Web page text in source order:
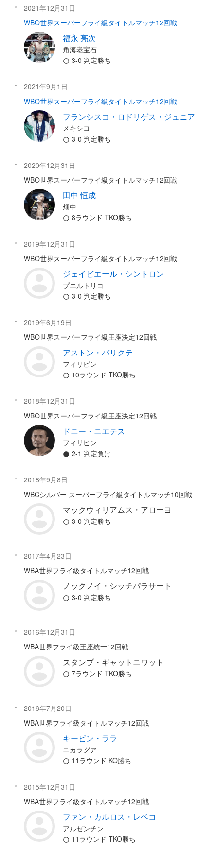
2021年12月31日
WBO世界スーパーフライ級タイトルマッチ12回戦
福永 亮次
角海老宝石
3-0 判定勝ち
2021年9月1日
WBO世界スーパーフライ級タイトルマッチ12回戦
フランシスコ・ロドリゲス・ジュニア
メキシコ
3-0 判定勝ち
2020年12月31日
WBO世界スーパーフライ級タイトルマッチ12回戦
田中 恒成
畑中
8ラウンド TKO勝ち
2019年12月31日
WBO世界スーパーフライ級タイトルマッチ12回戦
ジェイビエール・シントロン
プエルトリコ
3-0 判定勝ち
2019年6月19日
WBO世界スーパーフライ級王座決定12回戦
アストン・パリクテ
フィリピン
10ラウンド TKO勝ち
2018年12月31日
WBO世界スーパーフライ級王座決定12回戦
ドニー・ニエテス
フィリピン
2-1 判定負け
2018年9月8日
WBCシルバー スーパーフライ級タイトルマッチ10回戦
マックウィリアムス・アローヨ
3-0 判定勝ち
2017年4月23日
WBA世界フライ級タイトルマッチ12回戦
ノックノイ・シッチパラサート
3-0 判定勝ち
2016年12月31日
WBA世界フライ級王座統一12回戦
スタンプ・ギャットニワット
7ラウンド TKO勝ち
2016年7月20日
WBA世界フライ級タイトルマッチ12回戦
キービン・ララ
ニカラグア
11ラウンド KO勝ち
2015年12月31日
WBA世界フライ級タイトルマッチ12回戦
ファン・カルロス・レベコ
アルゼンチン
11ラウンド TKO勝ち